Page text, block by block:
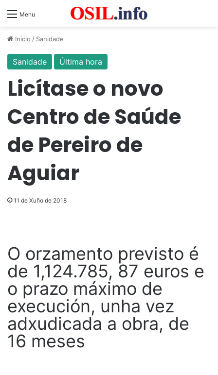
Menu
Inicio / Sanidade
Sanidade Última hora
Licítase o novo
Centro de Saúde
de Pereiro de
Aguiar
11 de Xuño de 2018
O orzamento previsto é
de 1,124.785, 87 euros e
o prazo máximo de
execución, unha vez
adxudicada a obra, de
16 meses